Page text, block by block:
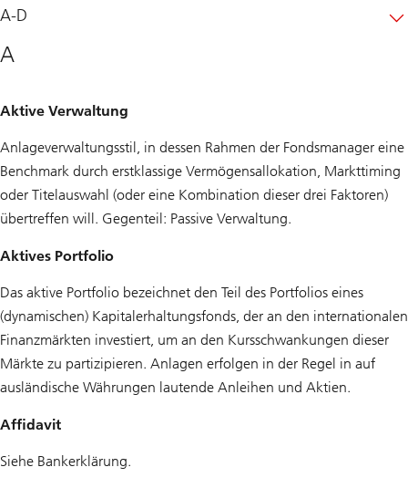
A-D
A
Aktive Verwaltung
Anlageverwaltungsstil, in dessen Rahmen der Fondsmanager eine
Benchmark durch erstklassige Vermögensallokation, Markttiming
oder Titelauswahl (oder eine Kombination dieser drei Faktoren)
übertreffen will. Gegenteil: Passive Verwaltung.
Aktives Portfolio
Das aktive Portfolio bezeichnet den Teil des Portfolios eines
(dynamischen) Kapitalerhaltungsfonds, der an den internationalen
Finanzmärkten investiert, um an den Kursschwankungen dieser
Märkte zu partizipieren. Anlagen erfolgen in der Regel in auf
ausländische Währungen lautende Anleihen und Aktien.
Affidavit
Siehe Bankerklärung.